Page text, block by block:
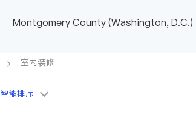
Montgomery County (Washington, D.C.)
室内装修
智能排序